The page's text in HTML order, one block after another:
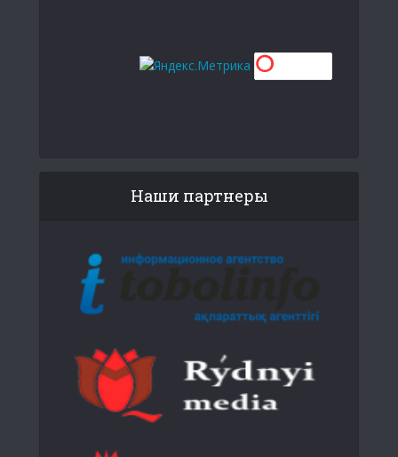
Наши партнеры